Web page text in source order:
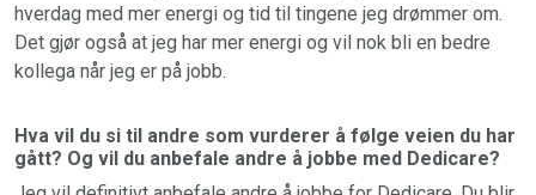
hverdag med mer energi og tid til tingene jeg drømmer om.
Det gjør også at jeg har mer energi og vil nok bli en bedre
kollega når jeg er på jobb.
Hva vil du si til andre som vurderer å følge veien du har
gått? Og vil du anbefale andre å jobbe med Dedicare?